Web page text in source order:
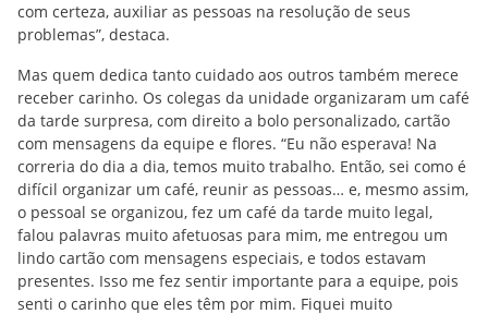
com certeza, auxiliar as pessoas na resolução de seus
problemas”, destaca.
Mas quem dedica tanto cuidado aos outros também merece
receber carinho. Os colegas da unidade organizaram um café
da tarde surpresa, com direito a bolo personalizado, cartão
com mensagens da equipe e flores. “Eu não esperava! Na
correria do dia a dia, temos muito trabalho. Então, sei como é
difícil organizar um café, reunir as pessoas… e, mesmo assim,
o pessoal se organizou, fez um café da tarde muito legal,
falou palavras muito afetuosas para mim, me entregou um
lindo cartão com mensagens especiais, e todos estavam
presentes. Isso me fez sentir importante para a equipe, pois
senti o carinho que eles têm por mim. Fiquei muito